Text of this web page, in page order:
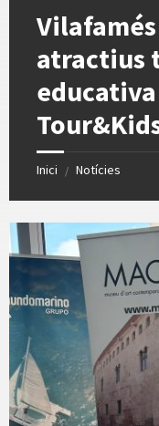
atractius
Inici / Notícies